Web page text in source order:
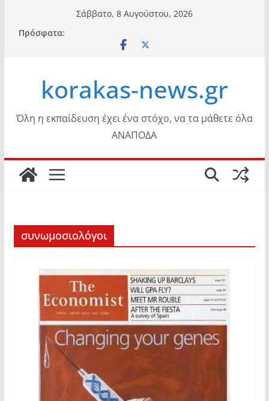
περιεχόμενο
Σάββατο, 8 Αυγούστου, 2026
Πρόσφατα:
korakas-news.gr
Όλη η εκπαίδευση έχει ένα στόχο, να τα μάθετε όλα
ΑΝΑΠΟΔΑ
συνωμοσιολόγοι